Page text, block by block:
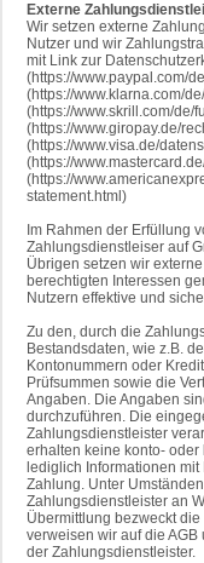
Externe
Wir setzen externe
Nutzer und wir
mit Link zur
(https://www.paypal.com/
(https://www.klarna.com/
(https://www.skrill.com/de/
(https://www.giropay.de/
(https://www.visa.de/
(https://
(https://
statement.html)
Im Rahmen der Erfüllung
Zahlungsdienstleiser auf
Übrigen setzen wir
berechtigten Interessen
Nutzern effektive und
Zu den, durch die
Bestandsdaten, wie z.B.
Kontonummern oder
Prüfsummen sowie die
Angaben. Die Angaben
durchzuführen. Die
Zahlungsdienstleister
erhalten keine konto-
lediglich Informationen
Zahlung. Unter
Zahlungsdienstleister an
Übermittlung bezweckt
verweisen wir auf die
der Zahlungsdienstleister.